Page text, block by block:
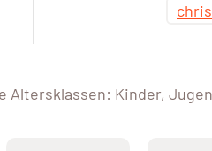
Altersklassen: Kinder,